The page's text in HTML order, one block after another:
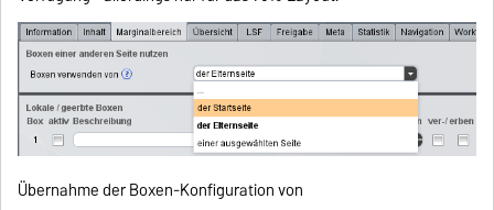
Übernahme der Boxen-Konfiguration von